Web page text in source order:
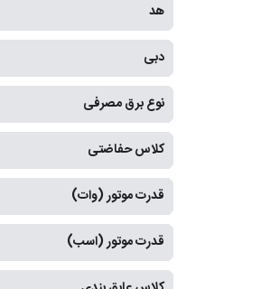
هد
دبی
نوع برق مصرفی
کلاس حفاضتی
قدرت موتور (وات)
قدرت موتور (اسب)